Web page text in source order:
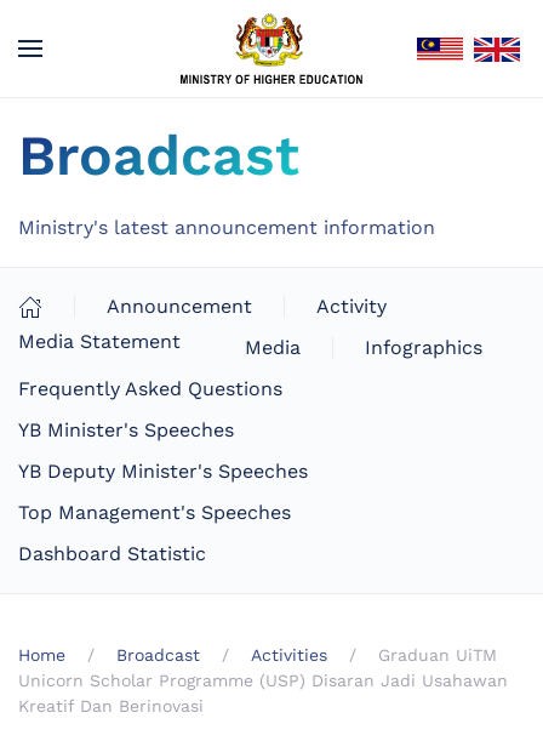
Broadcast
Ministry's latest announcement information
Announcement
Activity
Media Statement
Media
Infographics
Frequently Asked Questions
YB Minister's Speeches
YB Deputy Minister's Speeches
Top Management's Speeches
Dashboard Statistic
Home Broadcast Activities
Graduan UiTM
Unicorn Scholar Programme (USP) Disaran Jadi Usahawan
Kreatif Dan Berinovasi